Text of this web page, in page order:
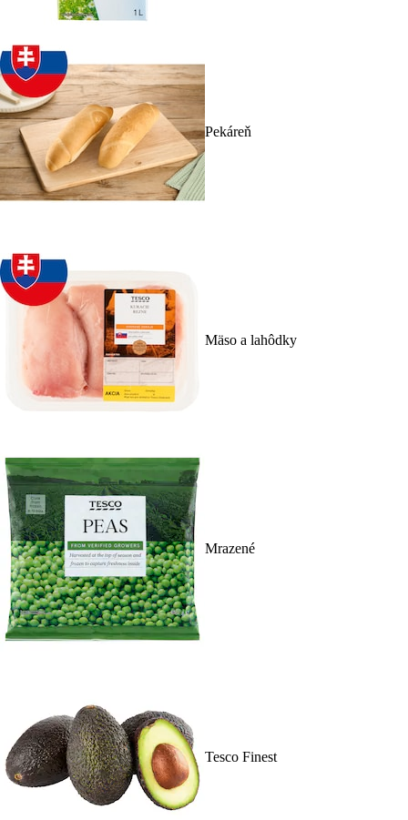
Pekáreň
Mäso a lahôdky
Mrazené
Tesco Finest